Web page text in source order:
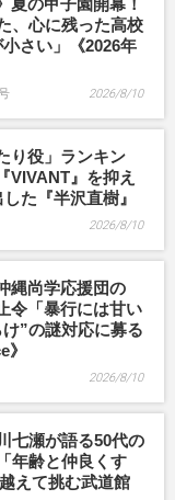
夏の甲子園開幕！
、心に残った高校
さい」《2026年
2026/8/10
り役」ランキン
VIVANT』を抑え
た『半沢直樹』
2026/8/10
縄尚学応援団の
令「暴行には甘い
”の謎対応に募る
2026/8/10
七瀬が語る50代の
年齢と仲良くす
えて挑む武道館